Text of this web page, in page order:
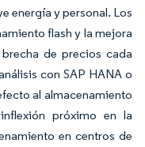
energía y personal. Los
flash y la mejora
de precios cada
con SAP HANA o
al almacenamiento
próximo en la
en centros de